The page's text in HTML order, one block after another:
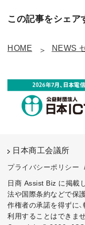
この記事をシェア
HOME NEWS
日本商工会議所
プライバシーポリシー
日商 Assist Biz に掲載
法や国際条約などで保
作権者の承諾を得ずに
利用することはできませ